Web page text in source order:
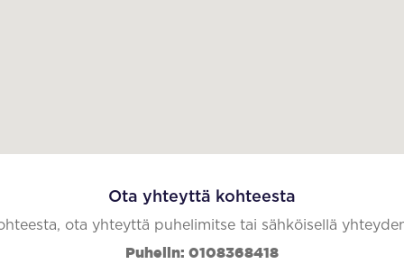
Ota yhteyttä kohteesta
ota yhteyttä puhelimitse tai sähköisellä
Puhelin: 0108368418